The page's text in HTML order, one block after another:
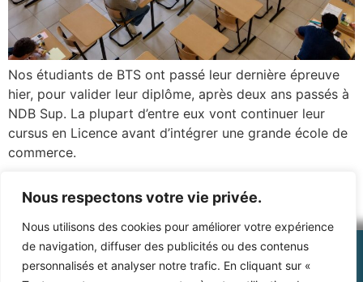
Nous respectons votre vie privée.
Nous utilisons des cookies pour améliorer votre expérience
de navigation, diffuser des publicités ou des contenus
personnalisés et analyser notre trafic. En cliquant sur «
Nos étudiants de BTS ont passé leur dernière épreuve
hier, pour valider leur diplôme, après deux ans passés à
NDB Sup. La plupart d’entre eux vont continuer leur
cursus en Licence avant d’intégrer une grande école de
commerce.